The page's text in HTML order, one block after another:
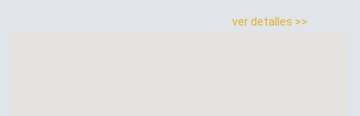
ver detalles >>